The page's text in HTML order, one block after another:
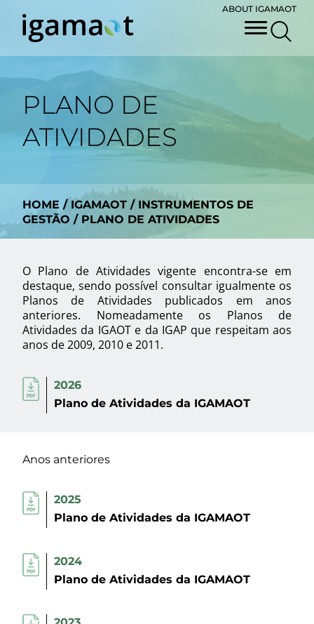
ABOUT IGAMAOT
PLANO DE
ATIVIDADES
HOME / IGAMAOT / INSTRUMENTOS DE
GESTÃO / PLANO DE ATIVIDADES
O Plano de Atividades vigente encontra-se em
destaque, sendo possível consultar igualmente os
Planos de Atividades publicados em anos
anteriores. Nomeadamente os Planos de
Atividades da IGAOT e da IGAP que respeitam aos
anos de 2009, 2010 e 2011.
2026
Plano de Atividades da IGAMAOT
Anos anteriores
2025
Plano de Atividades da IGAMAOT
2024
Plano de Atividades da IGAMAOT